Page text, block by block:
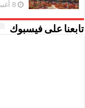
8 أغسطس، 2026
تابعنا على فيسبوك